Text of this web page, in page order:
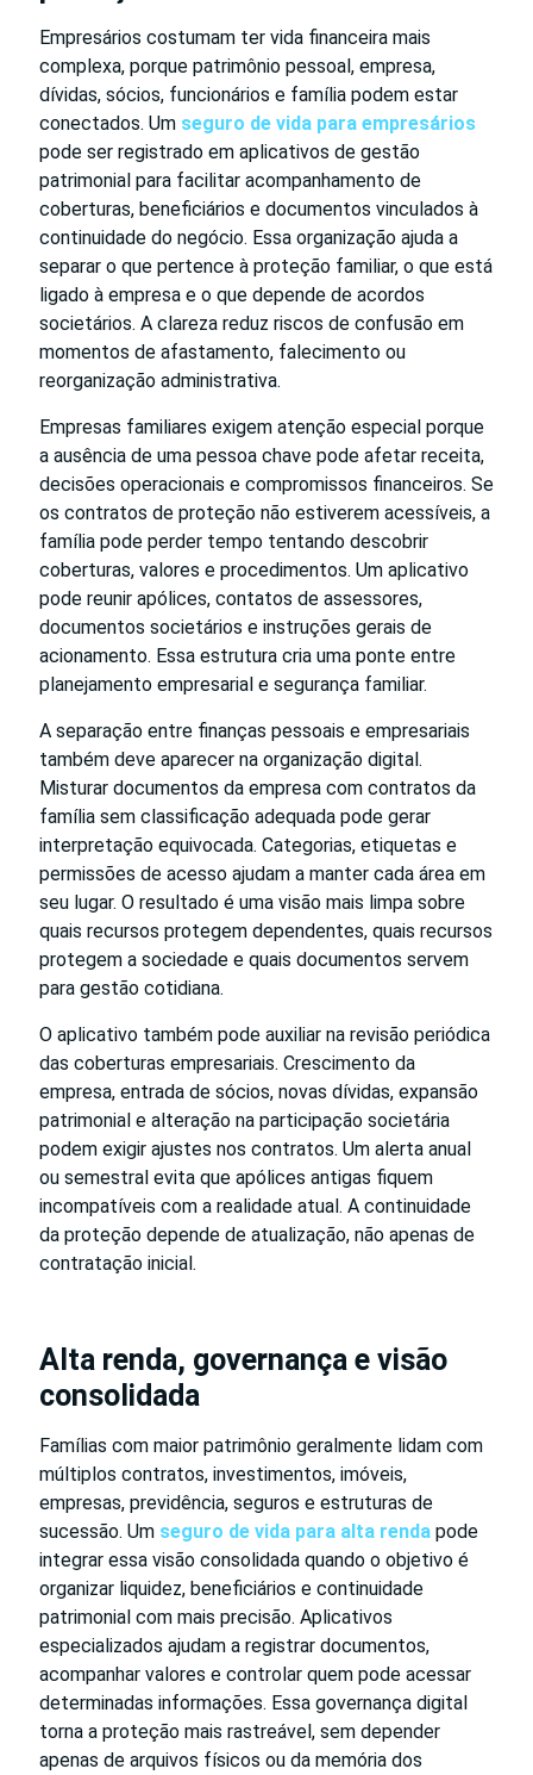
Empresários costumam ter vida financeira mais
complexa, porque patrimônio pessoal, empresa,
dívidas, sócios, funcionários e família podem estar
conectados. Um seguro de vida para empresários
pode ser registrado em aplicativos de gestão
patrimonial para facilitar acompanhamento de
coberturas, beneficiários e documentos vinculados à
continuidade do negócio. Essa organização ajuda a
separar o que pertence à proteção familiar, o que está
ligado à empresa e o que depende de acordos
societários. A clareza reduz riscos de confusão em
momentos de afastamento, falecimento ou
reorganização administrativa.
Empresas familiares exigem atenção especial porque
a ausência de uma pessoa chave pode afetar receita,
decisões operacionais e compromissos financeiros. Se
os contratos de proteção não estiverem acessíveis, a
família pode perder tempo tentando descobrir
coberturas, valores e procedimentos. Um aplicativo
pode reunir apólices, contatos de assessores,
documentos societários e instruções gerais de
acionamento. Essa estrutura cria uma ponte entre
planejamento empresarial e segurança familiar.
A separação entre finanças pessoais e empresariais
também deve aparecer na organização digital.
Misturar documentos da empresa com contratos da
família sem classificação adequada pode gerar
interpretação equivocada. Categorias, etiquetas e
permissões de acesso ajudam a manter cada área em
seu lugar. O resultado é uma visão mais limpa sobre
quais recursos protegem dependentes, quais recursos
protegem a sociedade e quais documentos servem
para gestão cotidiana.
O aplicativo também pode auxiliar na revisão periódica
das coberturas empresariais. Crescimento da
empresa, entrada de sócios, novas dívidas, expansão
patrimonial e alteração na participação societária
podem exigir ajustes nos contratos. Um alerta anual
ou semestral evita que apólices antigas fiquem
incompatíveis com a realidade atual. A continuidade
da proteção depende de atualização, não apenas de
contratação inicial.
Alta renda, governança e visão
consolidada
Famílias com maior patrimônio geralmente lidam com
múltiplos contratos, investimentos, imóveis,
empresas, previdência, seguros e estruturas de
sucessão. Um seguro de vida para alta renda pode
integrar essa visão consolidada quando o objetivo é
organizar liquidez, beneficiários e continuidade
patrimonial com mais precisão. Aplicativos
especializados ajudam a registrar documentos,
acompanhar valores e controlar quem pode acessar
determinadas informações. Essa governança digital
torna a proteção mais rastreável, sem depender
apenas de arquivos físicos ou da memória dos